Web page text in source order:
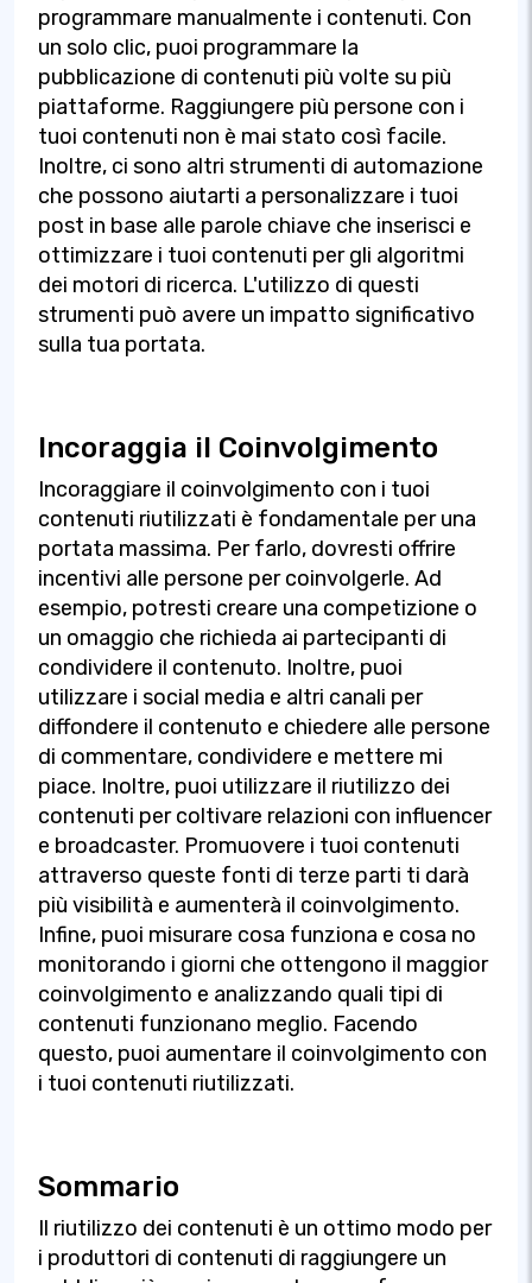
programmare manualmente i contenuti. Con
un solo clic, puoi programmare la
pubblicazione di contenuti più volte su più
piattaforme. Raggiungere più persone con i
tuoi contenuti non è mai stato così facile.
Inoltre, ci sono altri strumenti di automazione
che possono aiutarti a personalizzare i tuoi
post in base alle parole chiave che inserisci e
ottimizzare i tuoi contenuti per gli algoritmi
dei motori di ricerca. L'utilizzo di questi
strumenti può avere un impatto significativo
sulla tua portata.
Incoraggia il Coinvolgimento
Incoraggiare il coinvolgimento con i tuoi
contenuti riutilizzati è fondamentale per una
portata massima. Per farlo, dovresti offrire
incentivi alle persone per coinvolgerle. Ad
esempio, potresti creare una competizione o
un omaggio che richieda ai partecipanti di
condividere il contenuto. Inoltre, puoi
utilizzare i social media e altri canali per
diffondere il contenuto e chiedere alle persone
di commentare, condividere e mettere mi
piace. Inoltre, puoi utilizzare il riutilizzo dei
contenuti per coltivare relazioni con influencer
e broadcaster. Promuovere i tuoi contenuti
attraverso queste fonti di terze parti ti darà
più visibilità e aumenterà il coinvolgimento.
Infine, puoi misurare cosa funziona e cosa no
monitorando i giorni che ottengono il maggior
coinvolgimento e analizzando quali tipi di
contenuti funzionano meglio. Facendo
questo, puoi aumentare il coinvolgimento con
i tuoi contenuti riutilizzati.
Sommario
Il riutilizzo dei contenuti è un ottimo modo per
i produttori di contenuti di raggiungere un